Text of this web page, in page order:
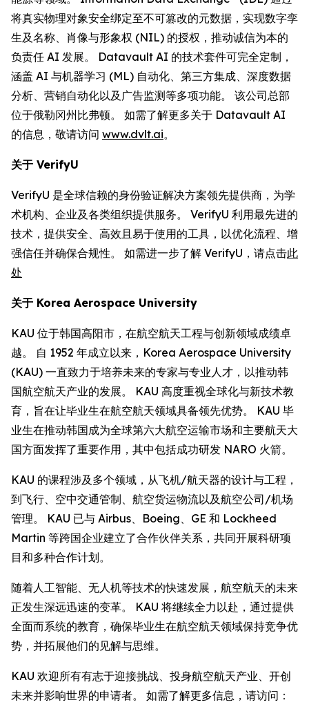
将真实物理对象安全绑定至不可篡改的元数据，实现数字孪
生及名称、肖像与形象权 (NIL) 的授权，推动诚信为本的
负责任 AI 发展。 Datavault AI 的技术套件可完全定制，
涵盖 AI 与机器学习 (ML) 自动化、第三方集成、深度数据
分析、营销自动化以及广告监测等多项功能。 该公司总部
位于俄勒冈州比弗顿。 如需了解更多关于 Datavault AI
的信息，敬请访问 www.dvlt.ai。
关于 VerifyU
VerifyU 是全球信赖的身份验证解决方案领先提供商，为学
术机构、企业及各类组织提供服务。 VerifyU 利用最先进的
技术，提供安全、高效且易于使用的工具，以优化流程、增
强信任并确保合规性。 如需进一步了解 VerifyU，请点击此
处
关于 Korea Aerospace University
KAU 位于韩国高阳市，在航空航天工程与创新领域成绩卓
越。 自 1952 年成立以来，Korea Aerospace University
(KAU) 一直致力于培养未来的专家与专业人才，以推动韩
国航空航天产业的发展。 KAU 高度重视全球化与新技术教
育，旨在让毕业生在航空航天领域具备领先优势。 KAU 毕
业生在推动韩国成为全球第六大航空运输市场和主要航天大
国方面发挥了重要作用，其中包括成功研发 NARO 火箭。
KAU 的课程涉及多个领域，从飞机/航天器的设计与工程，
到飞行、空中交通管制、航空货运物流以及航空公司/机场
管理。 KAU 已与 Airbus、Boeing、GE 和 Lockheed
Martin 等跨国企业建立了合作伙伴关系，共同开展科研项
目和多种合作计划。
随着人工智能、无人机等技术的快速发展，航空航天的未来
正发生深远迅速的变革。 KAU 将继续全力以赴，通过提供
全面而系统的教育，确保毕业生在航空航天领域保持竞争优
势，并拓展他们的见解与思维。
KAU 欢迎所有有志于迎接挑战、投身航空航天产业、开创
未来并影响世界的申请者。 如需了解更多信息，请访问：